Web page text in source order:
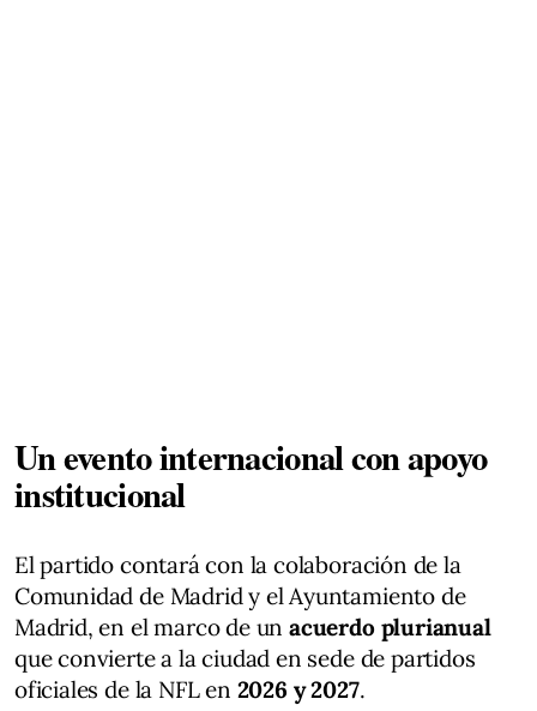
Un evento internacional con apoyo
institucional
El partido contará con la colaboración de la
Comunidad de Madrid y el Ayuntamiento de
Madrid, en el marco de unacuerdo plurianual
que convierte a la ciudad en sede de partidos
oficiales de la NFL en 2026 y 2027.